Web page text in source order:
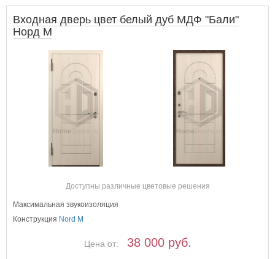
Входная дверь цвет белый дуб МДФ "Бали"
Норд М
Доступны различные цветовые решения
Максимальная звукоизоляция
Конструкция Nord M
Цена от: 38 000 руб.